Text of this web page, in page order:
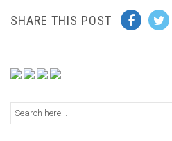
SHARE THIS POST